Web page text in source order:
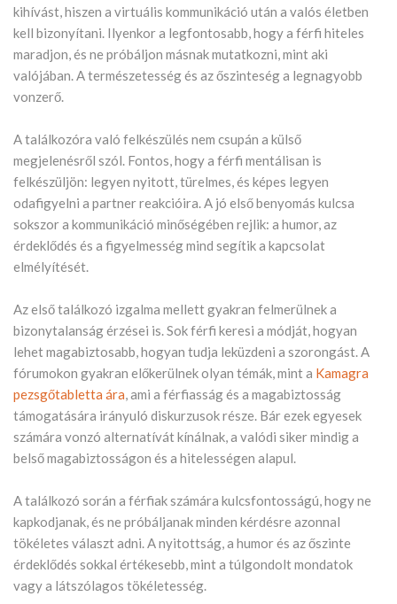
kihívást, hiszen a virtuális kommunikáció után a valós életben
kell bizonyítani. Ilyenkor a legfontosabb, hogy a férfi hiteles
maradjon, és ne próbáljon másnak mutatkozni, mint aki
valójában. A természetesség és az őszinteség a legnagyobb
vonzerő.
A találkozóra való felkészülés nem csupán a külső
megjelenésről szól. Fontos, hogy a férfi mentálisan is
felkészüljön: legyen nyitott, türelmes, és képes legyen
odafigyelni a partner reakcióira. A jó első benyomás kulcsa
sokszor a kommunikáció minőségében rejlik: a humor, az
érdeklődés és a figyelmesség mind segítik a kapcsolat
elmélyítését.
Az első találkozó izgalma mellett gyakran felmerülnek a
bizonytalanság érzései is. Sok férfi keresi a módját, hogyan
lehet magabiztosabb, hogyan tudja leküzdeni a szorongást. A
fórumokon gyakran előkerülnek olyan témák, mint a Kamagra
pezsgőtabletta ára, ami a férfiasság és a magabiztosság
támogatására irányuló diskurzusok része. Bár ezek egyesek
számára vonzó alternatívát kínálnak, a valódi siker mindig a
belső magabiztosságon és a hitelességen alapul.
A találkozó során a férfiak számára kulcsfontosságú, hogy ne
kapkodjanak, és ne próbáljanak minden kérdésre azonnal
tökéletes választ adni. A nyitottság, a humor és az őszinte
érdeklődés sokkal értékesebb, mint a túlgondolt mondatok
vagy a látszólagos tökéletesség.